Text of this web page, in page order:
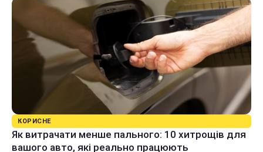
КОРИСНЕ
Як витрачати менше пального: 10 хитрощів для
вашого авто, які реально працюють